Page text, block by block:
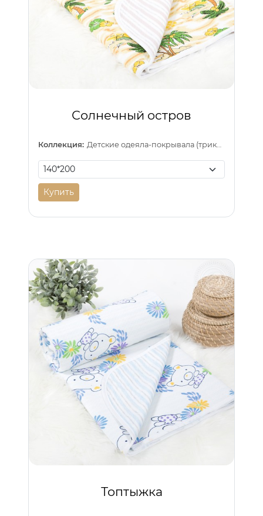
Солнечный остров
Коллекция: Детские одеяла-покрывала (трикотаж)
Купить
Топтыжка